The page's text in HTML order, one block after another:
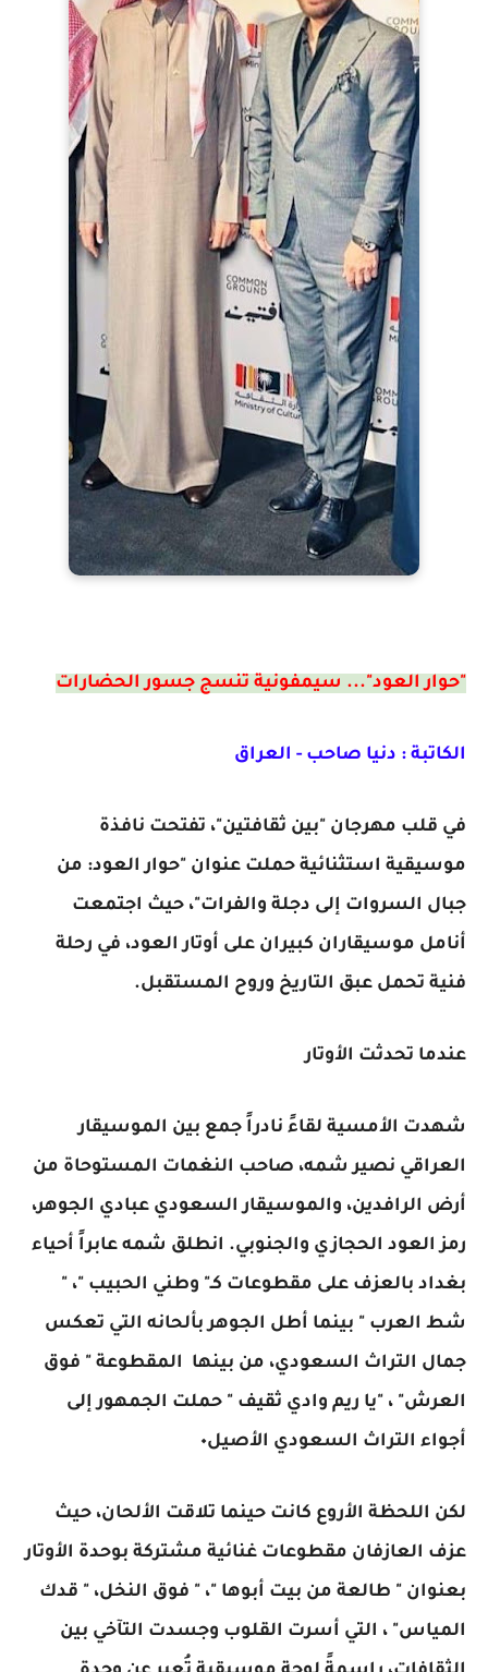
"حوار العود"... سيمفونية تنسج جسور الحضارات
الكاتبة : دنيا صاحب - العراق
في قلب مهرجان "بين ثقافتين"، تفتحت نافذة
موسيقية استثنائية حملت عنوان "حوار العود: من
جبال السروات إلى دجلة والفرات"، حيث اجتمعت
أنامل موسيقاران كبيران على أوتار العود، في رحلة
فنية تحمل عبق التاريخ وروح المستقبل.
عندما تحدثت الأوتار
شهدت الأمسية لقاءً نادراً جمع بين الموسيقار
العراقي نصير شمه، صاحب النغمات المستوحاة من
أرض الرافدين، والموسيقار السعودي عبادي الجوهر،
رمز العود الحجازي والجنوبي. انطلق شمه عابراً أحياء
بغداد بالعزف على مقطوعات كـ" وطني الحبيب "، "
شط العرب " بينما أطل الجوهر بألحانه التي تعكس
جمال التراث السعودي، من بينها المقطوعة " فوق
العرش" ، "يا ريم وادي ثقيف " حملت الجمهور إلى
أجواء التراث السعودي الأصيل٠
لكن اللحظة الأروع كانت حينما تلاقت الألحان، حيث
عزف العازفان مقطوعات غنائية مشتركة بوحدة الأوتار
بعنوان " طالعة من بيت أبوها "، " فوق النخل، " قدك
المياس" ، التي أسرت القلوب وجسدت التآخي بين